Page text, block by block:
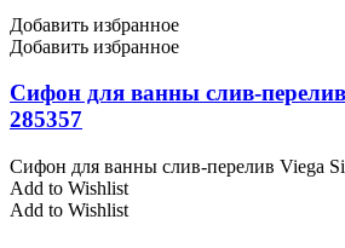
Добавить избранное
Добавить избранное
Сифон для ванны слив-
285357
Сифон для ванны слив-перелив Viega
Add to Wishlist
Add to Wishlist